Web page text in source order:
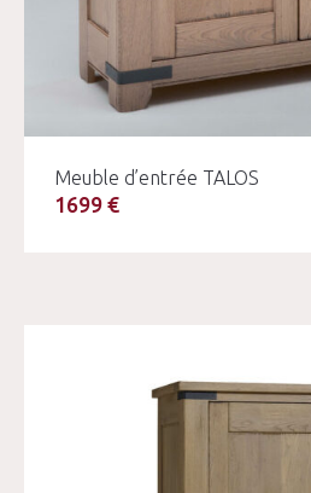
Meuble d’entrée TALOS
1699 €